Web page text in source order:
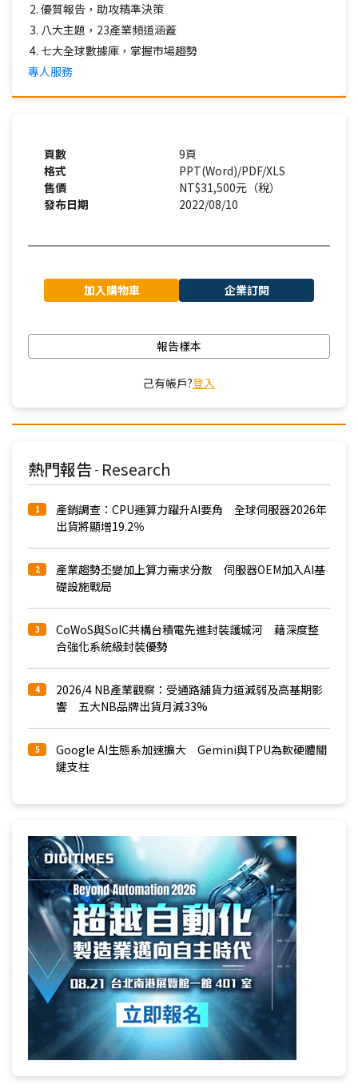
優質報告，助攻精準決策
八大主題，23產業頻道涵蓋
七大全球數據庫，掌握市場趨勢
專人服務
頁數
9頁
格式
PPT(Word)/PDF/XLS
售價
NT$31,500元（稅）
發布日期
2022/08/10
加入購物車 企業訂閱
報告樣本
己有帳戶?登入
熱門報告 - Research
1
產銷調查：CPU運算力躍升AI要角 全球伺服器2026年
出貨將顯增19.2％
2
產業趨勢丕變加上算力需求分散 伺服器OEM加入AI基
礎設施戰局
3
CoWoS與SoIC共構台積電先進封裝護城河 藉深度整
合強化系統級封裝優勢
4
2026/4 NB產業觀察：受通路舖貨力道減弱及高基期影
響 五大NB品牌出貨月減33%
5
Google AI生態系加速擴大 Gemini與TPU為軟硬體關
鍵支柱